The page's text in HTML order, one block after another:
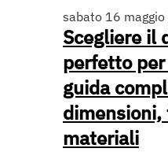
sabato 16
Scegliere il
perfetto
guida
dimensioni,
materiali